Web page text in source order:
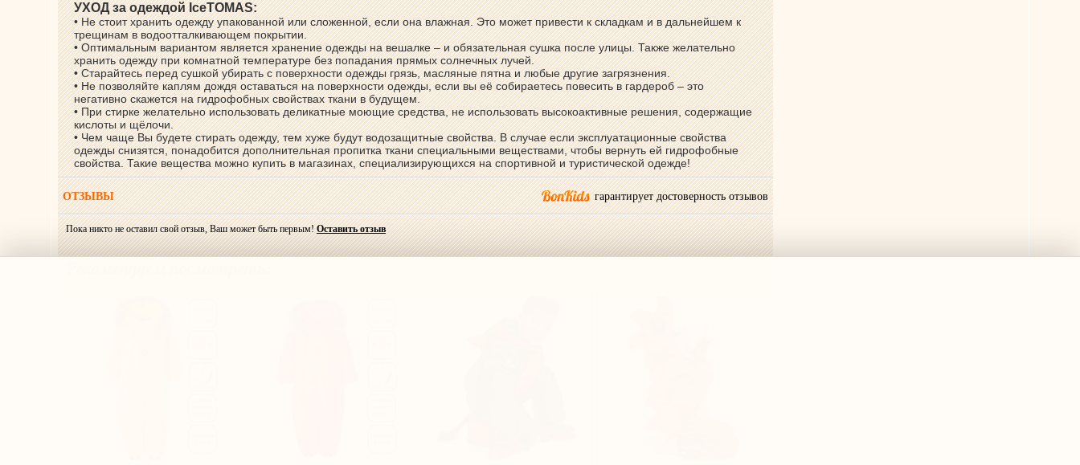
УХОД за одеждой IceTOMAS:
• Не стоит хранить одежду упакованной или сложенной, если она влажная. Это может привести к складкам и в дальнейшем к
трещинам в водоотталкивающем покрытии.
• Оптимальным вариантом является хранение одежды на вешалке – и обязательная сушка после улицы. Также желательно
хранить одежду при комнатной температуре без попадания прямых солнечных лучей.
• Старайтесь перед сушкой убирать с поверхности одежды грязь, масляные пятна и любые другие загрязнения.
• Не позволяйте каплям дождя оставаться на поверхности одежды, если вы её собираетесь повесить в гардероб – это
негативно скажется на гидрофобных свойствах ткани в будущем.
• При стирке желательно использовать деликатные моющие средства, не использовать высокоактивные решения, содержащие
кислоты и щёлочи.
• Чем чаще Вы будете стирать одежду, тем хуже будут водозащитные свойства. В случае если эксплуатационные свойства
одежды снизятся, понадобится дополнительная пропитка ткани специальными веществами, чтобы вернуть ей гидрофобные
свойства. Такие вещества можно купить в магазинах, специализирующихся на спортивной и туристической одежде!
ОТЗЫВЫ гарантирует достоверность отзывов
Пока никто не оставил свой отзыв, Ваш может быть первым!Оставить отзыв